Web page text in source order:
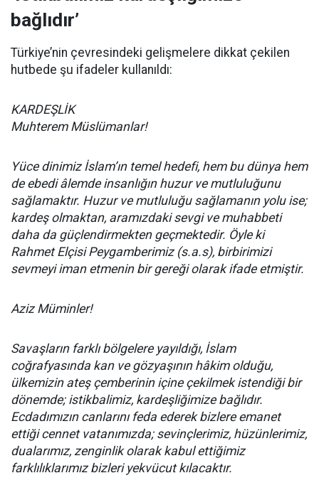
bağlıdır’
Türkiye’nin çevresindeki gelişmelere dikkat çekilen
hutbede şu ifadeler kullanıldı:
KARDEŞLİK
Muhterem Müslümanlar!
Yüce dinimiz İslam’ın temel hedefi, hem bu dünya hem
de ebedi âlemde insanlığın huzur ve mutluluğunu
sağlamaktır. Huzur ve mutluluğu sağlamanın yolu ise;
kardeş olmaktan, aramızdaki sevgi ve muhabbeti
daha da güçlendirmekten geçmektedir. Öyle ki
Rahmet Elçisi Peygamberimiz (s.a.s), birbirimizi
sevmeyi iman etmenin bir gereği olarak ifade etmiştir.
Aziz Müminler!
Savaşların farklı bölgelere yayıldığı, İslam
coğrafyasında kan ve gözyaşının hâkim olduğu,
ülkemizin ateş çemberinin içine çekilmek istendiği bir
dönemde; istikbalimiz, kardeşliğimize bağlıdır.
Ecdadımızın canlarını feda ederek bizlere emanet
ettiği cennet vatanımızda; sevinçlerimiz, hüzünlerimiz,
dualarımız, zenginlik olarak kabul ettiğimiz
farklılıklarımız bizleri yekvücut kılacaktır.